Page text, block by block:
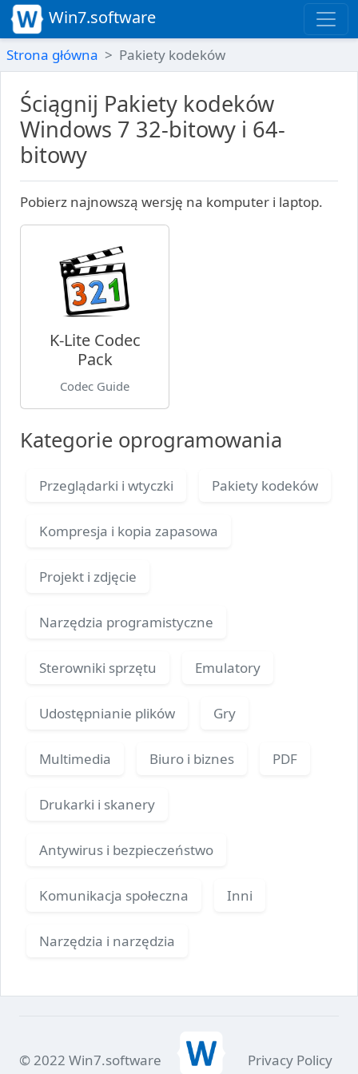
Win7.software
Strona główna Pakiety kodeków
Ściągnij Pakiety kodeków
Windows 7 32-bitowy i 64-
bitowy
Pobierz najnowszą wersję na komputer i laptop.
K-Lite Codec
Pack
Codec Guide
Kategorie oprogramowania
Przeglądarki i wtyczki Pakiety kodeków
Kompresja i kopia zapasowa
Projekt i zdjęcie
Narzędzia programistyczne
Sterowniki sprzętu Emulatory
Udostępnianie plików Gry
Multimedia Biuro i biznes PDF
Drukarki i skanery
Antywirus i bezpieczeństwo
Komunikacja społeczna Inni
Narzędzia i narzędzia
© 2022 Win7.software Privacy Policy